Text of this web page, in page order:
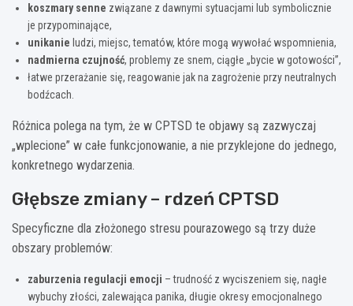
koszmary senne związane z dawnymi sytuacjami lub symbolicznie
je przypominające,
unikanie ludzi, miejsc, tematów, które mogą wywołać wspomnienia,
nadmierna czujność, problemy ze snem, ciągłe „bycie w gotowości”,
łatwe przerażanie się, reagowanie jak na zagrożenie przy neutralnych
bodźcach.
Różnica polega na tym, że w CPTSD te objawy są zazwyczaj
„wplecione” w całe funkcjonowanie, a nie przyklejone do jednego,
konkretnego wydarzenia.
Głębsze zmiany – rdzeń CPTSD
Specyficzne dla złożonego stresu pourazowego są trzy duże
obszary problemów:
zaburzenia regulacji emocji – trudność z wyciszeniem się, nagłe
wybuchy złości, zalewająca panika, długie okresy emocjonalnego